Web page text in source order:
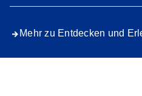
Mehr zu Entdecken und